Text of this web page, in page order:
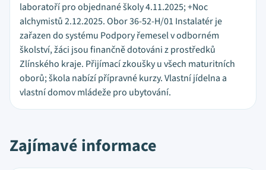
laboratoří pro objednané školy 4.11.2025; +Noc
alchymistů 2.12.2025. Obor 36-52-H/01 Instalatér je
zařazen do systému Podpory řemesel v odborném
školství, žáci jsou finančně dotováni z prostředků
Zlínského kraje. Přijímací zkoušky u všech maturitních
oborů; škola nabízí přípravné kurzy. Vlastní jídelna a
vlastní domov mládeže pro ubytování.
Zajímavé informace